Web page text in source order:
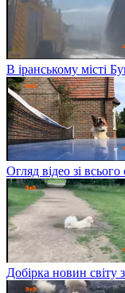
В іранському місті
Огляд відео зі
Добірка новин світу